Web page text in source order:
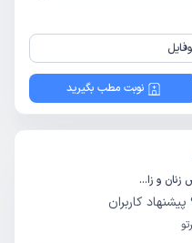
نوبت مطب بگیرید
فلوشیپ پریناتولوژی / تخصص زنان و زایمان
پیشنهاد کاربران